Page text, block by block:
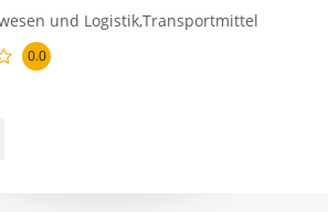
und Logistik,Transportmittel
0.0